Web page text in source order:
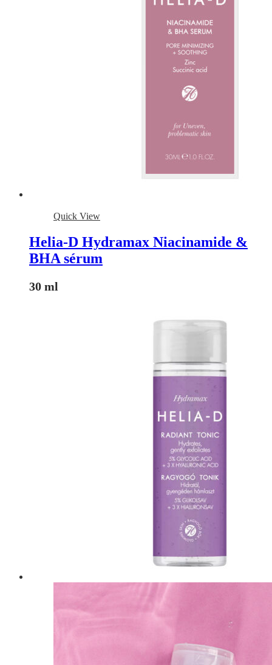
Quick View
Helia-D Hydramax Niacinamide &
BHA sérum
30 ml